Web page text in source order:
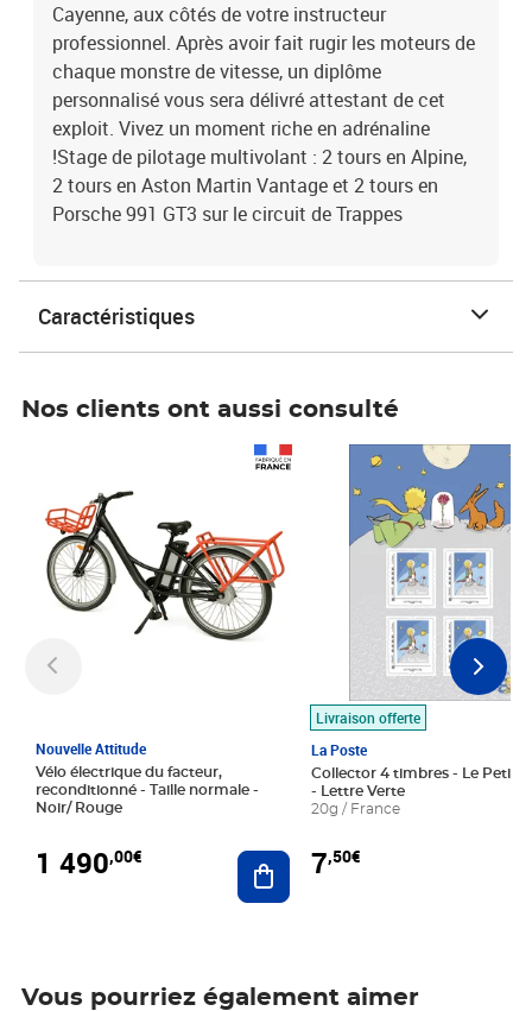
Cayenne, aux côtés de votre instructeur
professionnel. Après avoir fait rugir les moteurs de
chaque monstre de vitesse, un diplôme
personnalisé vous sera délivré attestant de cet
exploit. Vivez un moment riche en adrénaline
!Stage de pilotage multivolant : 2 tours en Alpine,
2 tours en Aston Martin Vantage et 2 tours en
Porsche 991 GT3 sur le circuit de Trappes
Caractéristiques
Nos clients ont aussi consulté
Nouvelle Attitude
Vélo électrique du facteur,
reconditionné - Taille normale -
Noir/ Rouge
1 490,00€ Ajouter au panier
Livraison offerte
La Poste
Collector 4 timbres - Le Petit
- Lettre Verte
20g / France
7,50€
Prix 7,50€
Vous pourriez également aimer